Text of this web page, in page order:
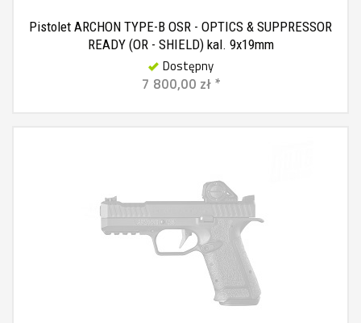
Pistolet ARCHON TYPE-B OSR - OPTICS & SUPPRESSOR
READY (OR - SHIELD) kal. 9x19mm
Dostępny
7 800,00 zł *